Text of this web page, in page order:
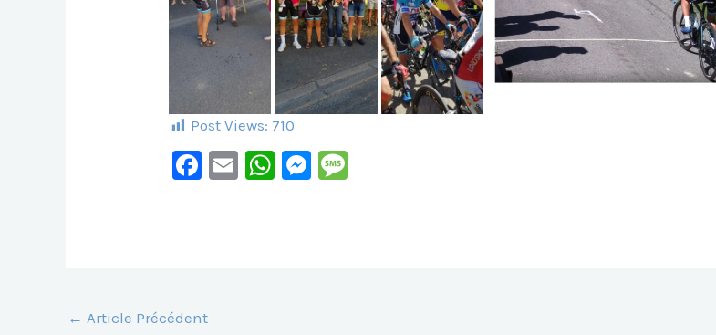
Post Views: 710
F
O
E
W M
← Article Précédent